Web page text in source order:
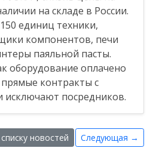
на складе в России.
единиц техники,
компонентов, печи
паяльной пасты.
оборудование оплачено
контракты с
исключают посредников.
новостей Следующая →